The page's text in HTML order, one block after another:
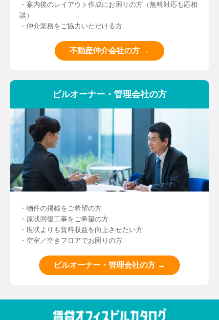
・案内後のレイアウト作成にお困りの方（無料対応も応相
談）
・仲介業務をご協力いただける方
不動産仲介会社の方 →
ビルオーナー・管理会社の方
・物件の掲載をご希望の方
・原状回復工事をご希望の方
・現状よりも賃料収益を向上させたい方
・空室／空きフロアでお困りの方
ビルオーナー・管理会社の方 →